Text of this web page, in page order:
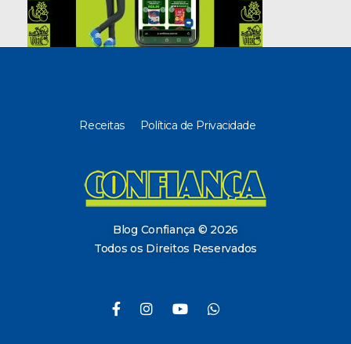
Receitas Política de Privacidade
Blog Confiança © 2026
Todos os Direitos Reservados